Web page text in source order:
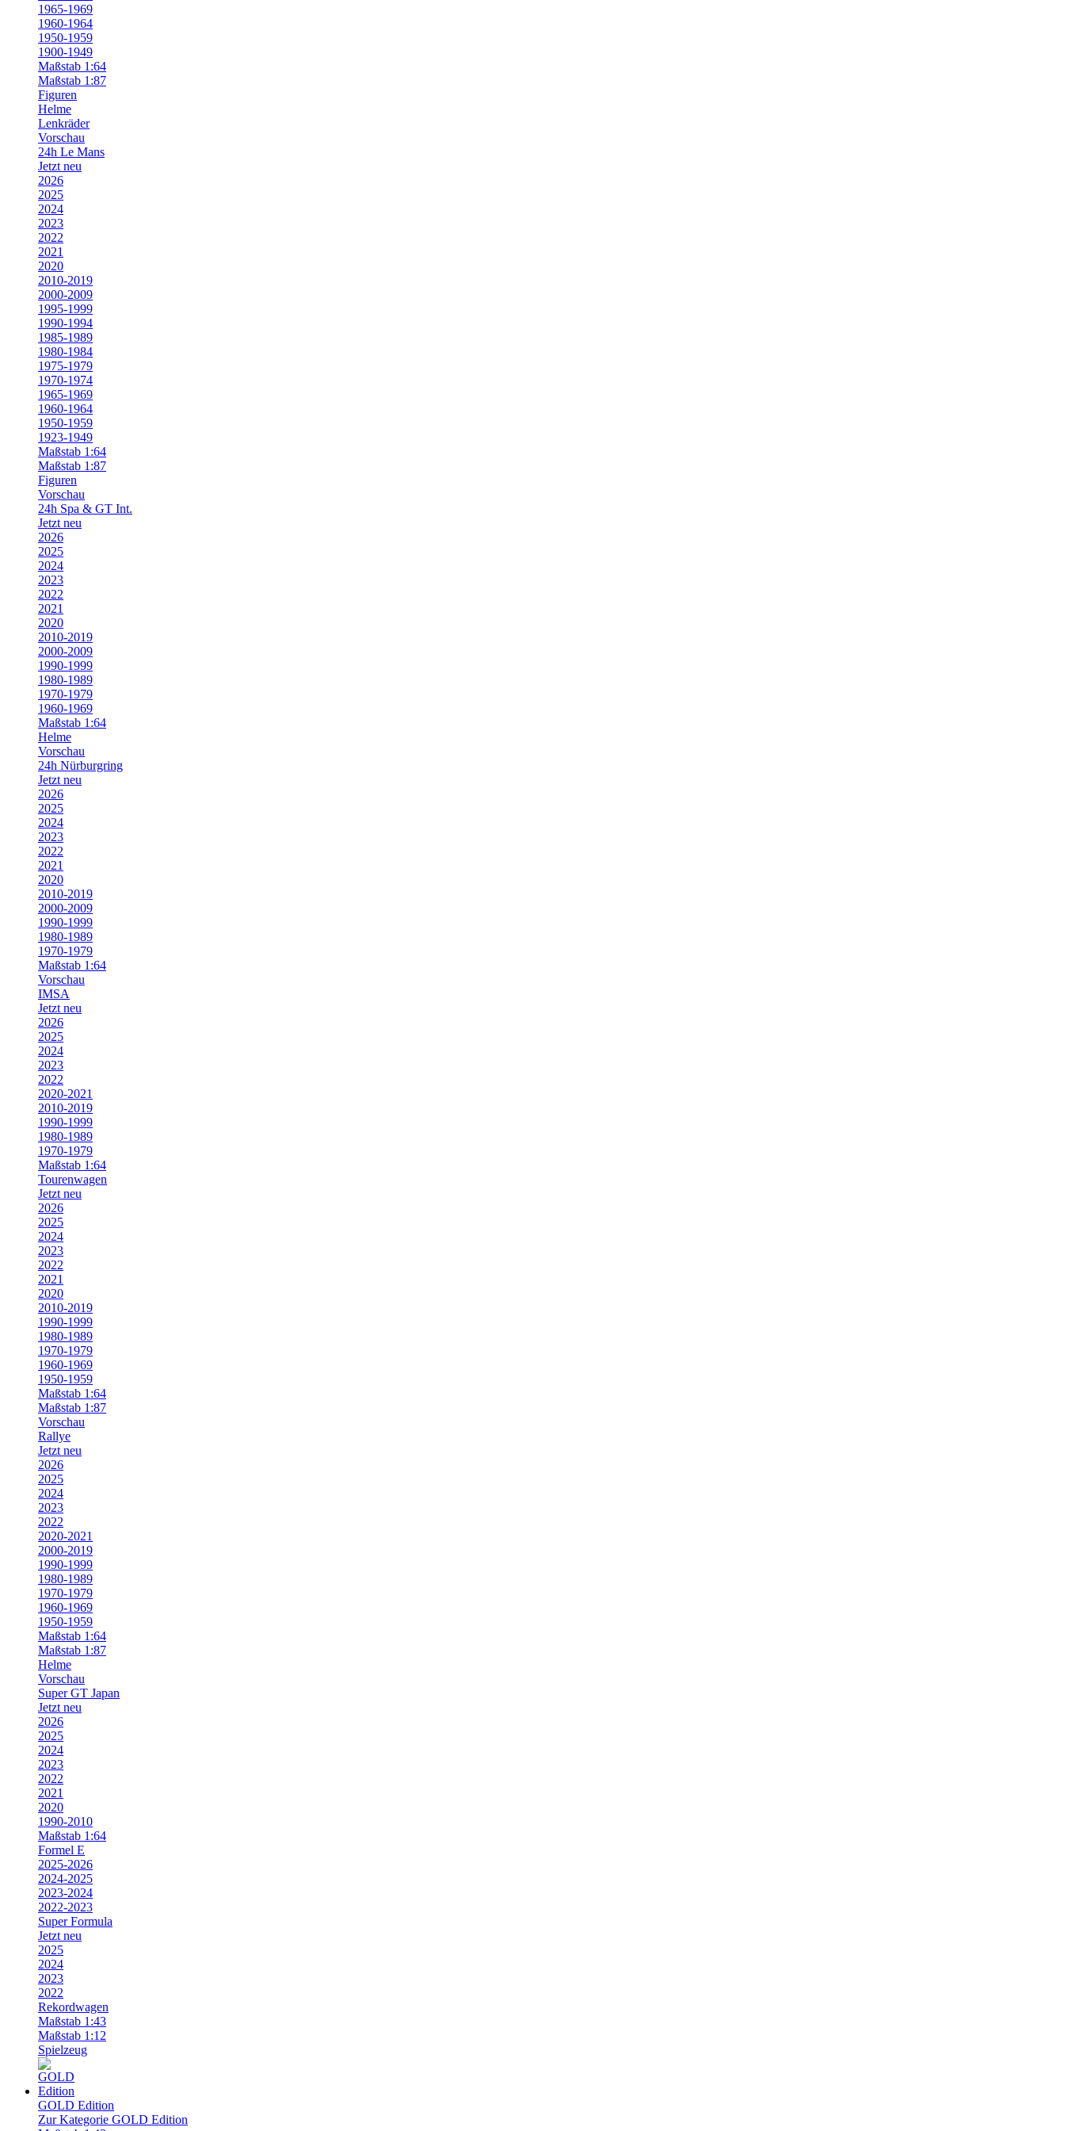
1965-1969
1960-1964
1950-1959
1900-1949
Maßstab 1:64
Maßstab 1:87
Figuren
Helme
Lenkräder
Vorschau
24h Le Mans
Jetzt neu
2026
2025
2024
2023
2022
2021
2020
2010-2019
2000-2009
1995-1999
1990-1994
1985-1989
1980-1984
1975-1979
1970-1974
1965-1969
1960-1964
1950-1959
1923-1949
Maßstab 1:64
Maßstab 1:87
Figuren
Vorschau
24h Spa & GT Int.
Jetzt neu
2026
2025
2024
2023
2022
2021
2020
2010-2019
2000-2009
1990-1999
1980-1989
1970-1979
1960-1969
Maßstab 1:64
Helme
Vorschau
24h Nürburgring
Jetzt neu
2026
2025
2024
2023
2022
2021
2020
2010-2019
2000-2009
1990-1999
1980-1989
1970-1979
Maßstab 1:64
Vorschau
IMSA
Jetzt neu
2026
2025
2024
2023
2022
2020-2021
2010-2019
1990-1999
1980-1989
1970-1979
Maßstab 1:64
Tourenwagen
Jetzt neu
2026
2025
2024
2023
2022
2021
2020
2010-2019
1990-1999
1980-1989
1970-1979
1960-1969
1950-1959
Maßstab 1:64
Maßstab 1:87
Vorschau
Rallye
Jetzt neu
2026
2025
2024
2023
2022
2020-2021
2000-2019
1990-1999
1980-1989
1970-1979
1960-1969
1950-1959
Maßstab 1:64
Maßstab 1:87
Helme
Vorschau
Super GT Japan
Jetzt neu
2026
2025
2024
2023
2022
2021
2020
1990-2010
Maßstab 1:64
Formel E
2025-2026
2024-2025
2023-2024
2022-2023
Super Formula
Jetzt neu
2025
2024
2023
2022
Rekordwagen
Maßstab 1:43
Maßstab 1:12
Spielzeug
GOLD Edition
Zur Kategorie GOLD Edition